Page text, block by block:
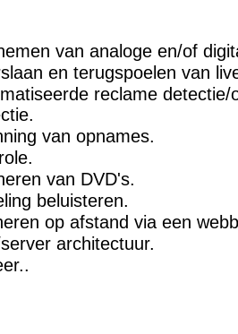
van analoge en/of
en terugspoelen van
reclame detectie/
van opnames.
van DVD's.
beluisteren.
op afstand via een
architectuur.